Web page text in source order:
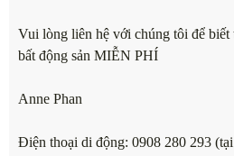
Vui lòng liên hệ với chúng tôi để
bất động sản MIỄN PHÍ
Anne Phan
Điện thoại di động: 0908 280 293